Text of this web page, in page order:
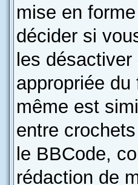
mise en
décider si
les
appropriée
même est
entre
le BBCode,
rédaction de